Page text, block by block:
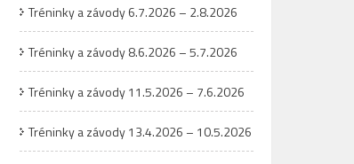
Tréninky a závody 6.7.2026 – 2.8.2026
Tréninky a závody 8.6.2026 – 5.7.2026
Tréninky a závody 11.5.2026 – 7.6.2026
Tréninky a závody 13.4.2026 – 10.5.2026